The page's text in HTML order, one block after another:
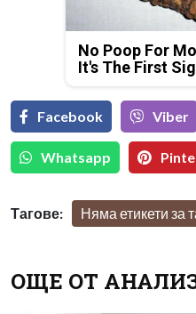
No Poop For
It's The First
Facebook Viber
Whatsapp
Тагове: Няма етикети за
ОЩЕ ОТ